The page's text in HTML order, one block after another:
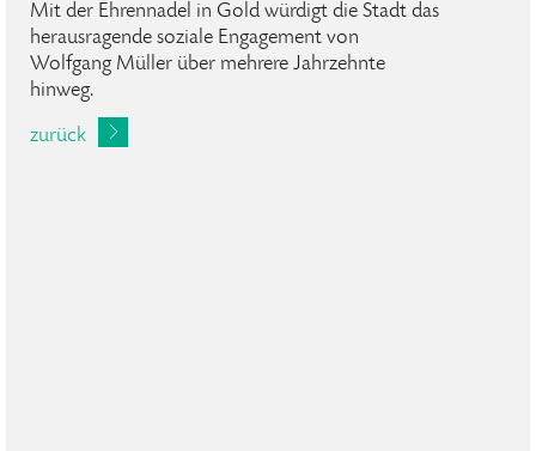
Mit der Ehrennadel in Gold würdigt die Stadt das
herausragende soziale Engagement von
Wolfgang Müller über mehrere Jahrzehnte
hinweg.
zurück